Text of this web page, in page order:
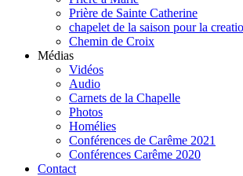
Prière de Sainte Catherine
chapelet de la saison pour la
Chemin de Croix
Médias
Vidéos
Audio
Carnets de la Chapelle
Photos
Homélies
Conférences de Carême 2021
Conférences Carême 2020
Contact